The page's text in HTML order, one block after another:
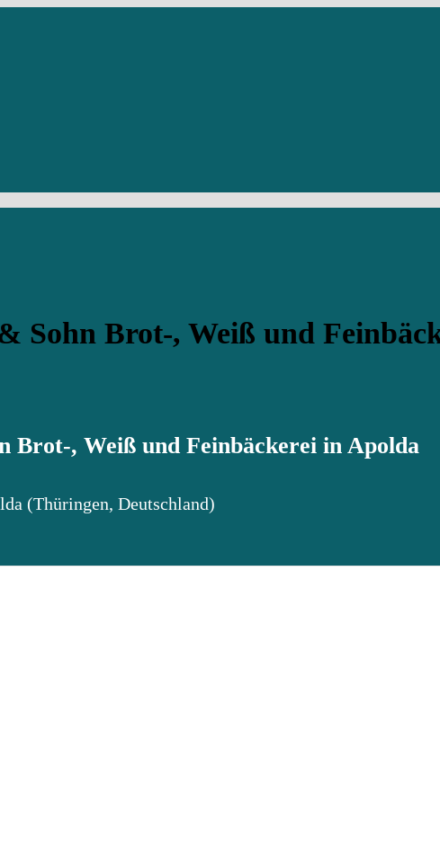
Sohn Brot-, Weiß und
Brot-, Weiß und Feinbäckerei in Apolda
(Thüringen, Deutschland)